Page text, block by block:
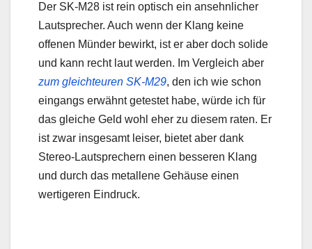
Der SK-M28 ist rein optisch ein ansehnlicher
Lautsprecher. Auch wenn der Klang keine
offenen Münder bewirkt, ist er aber doch solide
und kann recht laut werden. Im Vergleich aber
zum gleichteuren SK-M29, den ich wie schon
eingangs erwähnt getestet habe, würde ich für
das gleiche Geld wohl eher zu diesem raten. Er
ist zwar insgesamt leiser, bietet aber dank
Stereo-Lautsprechern einen besseren Klang
und durch das metallene Gehäuse einen
wertigeren Eindruck.